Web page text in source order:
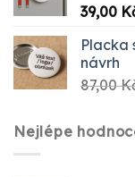
39,00
Placka
návrh
87,00
Nejlépe